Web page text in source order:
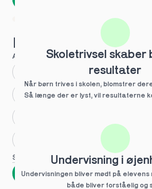
1 ud af 9 for at finde den
Hvilke behov?
Anbefalet til dig
Større skoleglæde
Se flere
Næste
Spring over
Skoletrivsel skaber
resultater
Når børn trives i skolen, blomstrer
Så længe der er lyst, vil resultaterne
Undervisning i
Undervisningen bliver mødt på
både bliver forståelig og